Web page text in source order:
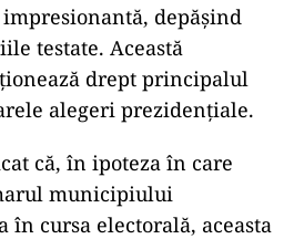
depășind
testate. Această
drept principalul
alegeri prezidențiale.
că, în ipoteza în care
municipiului
în cursa electorală, aceasta